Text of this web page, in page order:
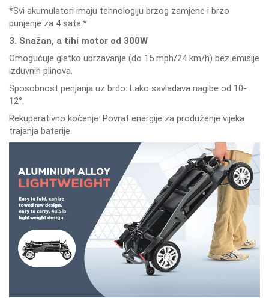
*Svi akumulatori imaju tehnologiju brzog zamjene i brzo
punjenje za 4 sata.*
3. Snažan, a tihi motor od 300W
Omogućuje glatko ubrzavanje (do 15 mph/24 km/h) bez emisije
izduvnih plinova.
Sposobnost penjanja uz brdo: Lako savladava nagibe od 10-
12°.
Rekuperativno kočenje: Povrat energije za produženje vijeka
trajanja baterije.